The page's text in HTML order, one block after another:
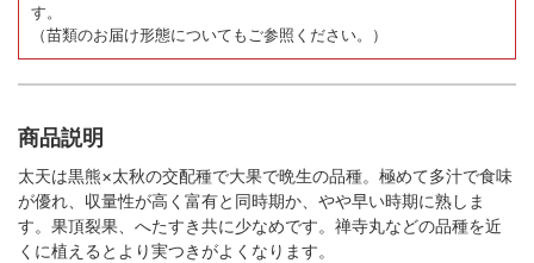
す。
（苗類のお届け形態についてもご参照ください。）
商品説明
太天は黒熊×太秋の交配種で大果で晩生の品種。極めて多汁で食味
が優れ、収量性が高く富有と同時期か、やや早い時期に熟しま
す。果頂裂果、へたすき共に少なめです。禅寺丸などの品種を近
くに植えるとより実つきがよくなります。